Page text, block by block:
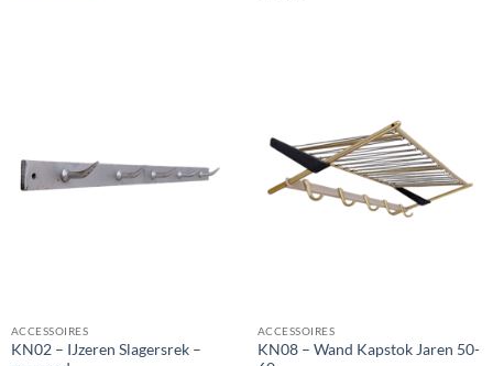
ACCESSOIRES
KN02 – IJzeren Slagersrek –
ACCESSOIRES
KN08 – Wand Kapstok Jaren 50-